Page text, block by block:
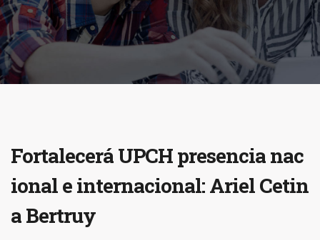
Fortalecerá UPCH presencia nac
ional e internacional: Ariel Cetin
a Bertruy